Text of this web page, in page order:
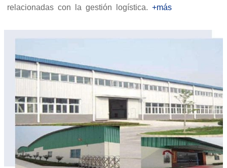
relacionadas con la gestión logística. +más